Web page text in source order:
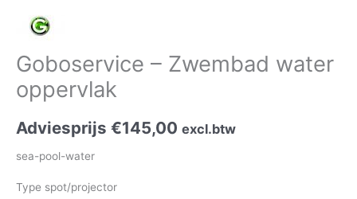
Goboservice – Zwembad water
oppervlak
Adviesprijs €145,00 excl.btw
sea-pool-water
Type spot/projector